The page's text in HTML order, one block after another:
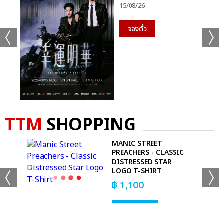
15/08/26
จองตั๋ว
TTM SHOPPING
MANIC STREET
PREACHERS - CLASSIC
DISTRESSED STAR
LOGO T-SHIRT
฿ 1,100